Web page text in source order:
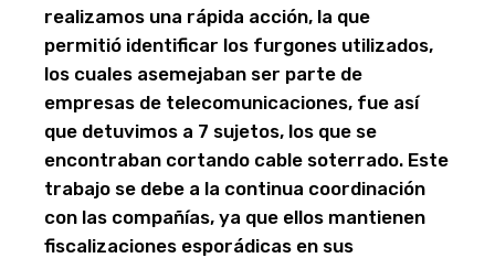
realizamos una rápida acción, la que
permitió identificar los furgones utilizados,
los cuales asemejaban ser parte de
empresas de telecomunicaciones, fue así
que detuvimos a 7 sujetos, los que se
encontraban cortando cable soterrado. Este
trabajo se debe a la continua coordinación
con las compañías, ya que ellos mantienen
fiscalizaciones esporádicas en sus